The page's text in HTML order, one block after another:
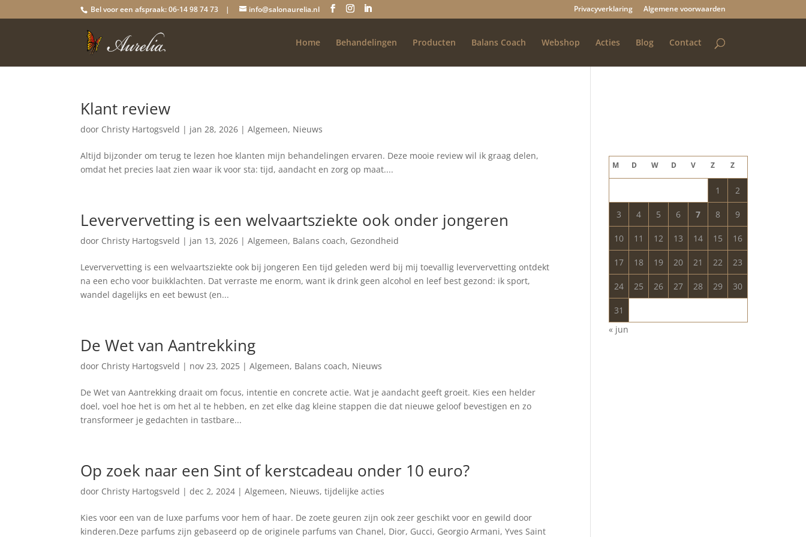
Bel voor een afspraak: 06-14 98 74 73 | info@salonaurelia.nl Privacyverklaring Algemene voorwaarden
Home Behandelingen Producten Balans Coach Webshop Acties Blog Contact
Klant review
door Christy Hartogsveld | jan 28, 2026 |Algemeen, Nieuws
Altijd bijzonder om terug te lezen hoe klanten mijn behandelingen ervaren. Deze mooie review wil ik graag delen,
omdat het precies laat zien waar ik voor sta: tijd, aandacht en zorg op maat....
Leververvetting is een welvaartsziekte ook onder jongeren
door Christy Hartogsveld | jan 13, 2026 |Algemeen, Balans coach, Gezondheid
Leververvetting is een welvaartsziekte ook bij jongeren Een tijd geleden werd bij mij toevallig leververvetting ontdekt
na een echo voor buikklachten. Dat verraste me enorm, want ik drink geen alcohol en leef best gezond: ik sport,
wandel dagelijks en eet bewust (en...
De Wet van Aantrekking
door Christy Hartogsveld | nov 23, 2025 |Algemeen, Balans coach, Nieuws
De Wet van Aantrekking draait om focus, intentie en concrete actie. Wat je aandacht geeft groeit. Kies een helder
doel, voel hoe het is om het al te hebben, en zet elke dag kleine stappen die dat nieuwe geloof bevestigen en zo
transformeer je gedachten in tastbare...
Op zoek naar een Sint of kerstcadeau onder 10 euro?
door Christy Hartogsveld |dec 2, 2024 |Algemeen, Nieuws,tijdelijke acties
Kies voor een van de luxe parfums voor hem of haar. De zoete geuren zijn ook zeer geschikt voor en gewild door
kinderen.Deze parfums zijn gebaseerd op de originele parfums van Chanel, Dior, Gucci, Georgio Armani, Yves Saint
M D W D V Z Z
1 2
3 4 5 6 7 8 9
10 11 12 13 14 15 16
17 18 19 20 21 22 23
24 25 26 27 28 29 30
31
« jun